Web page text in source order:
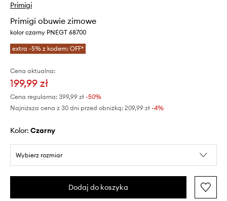
Primigi
Primigi obuwie zimowe
kolor czarny PNEGT 68700
extra -5% z kodem: OFF*
Cena aktualna:
199,99 zł
Cena regularna: 399,99 zł -50%
Najniższa cena z 30 dni przed obniżką: 209,99 zł -4%
Kolor: czarny
Wybierz rozmiar
Dodaj do koszyka